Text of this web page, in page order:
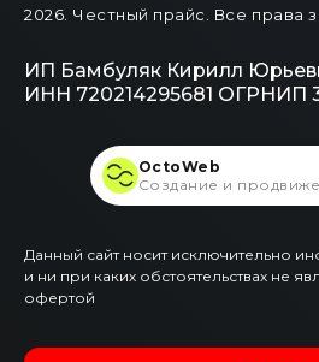
2026 . Честный прайс. Все права
ИП Бамбуляк Кирилл
ИНН 720214295681 ОГРНИП
Данный сайт носит исключительно
и ни при каких обстоятельствах не
офертой
OctoWeb
Создание и